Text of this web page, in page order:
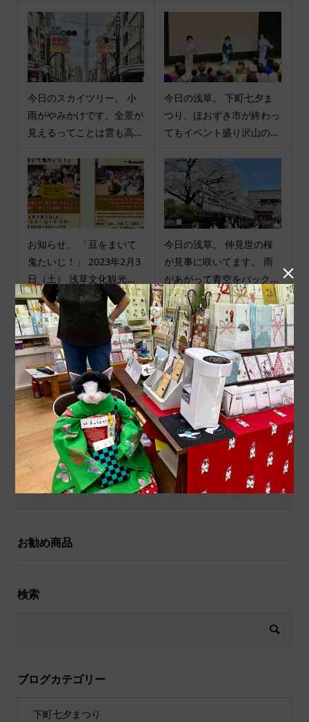
今日のスカイツリー。 小
雨がやみかけです。全景が
見えるってことは雲も高...
今日の浅草。 下町七夕ま
つり、ほおずき市が終わっ
てもイベント盛り沢山の...
お知らせ。 「豆をまいて
鬼たいじ！」 2023年2月3
日（土） 浅草文化観光...
今日の浅草。 仲見世の桜
が見事に咲いてます。 雨
があがって青空をバック...
商品カテゴリ
商品ジャンル
ポチ袋
和小物
祝儀袋
お勧め商品
検索
ブログカテゴリー
下町七夕まつり
